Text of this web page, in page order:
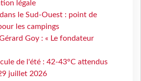
légale
le Sud-Ouest : point de
les campings
Goy : « Le fondateur
de l'été : 42-43°C attendus
juillet 2026